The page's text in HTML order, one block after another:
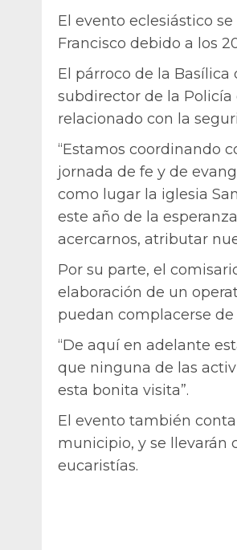
El evento eclesiástico
Francisco debido a los
El párroco de la Basílica
subdirector de la Policía
relacionado con la
“Estamos coordinando
jornada de fe y de
como lugar la iglesia
este año de la
acercarnos, atributar
Por su parte, el
elaboración de un
puedan complacerse
“De aquí en adelante
que ninguna de las
esta bonita visita”.
El evento también
municipio, y se llevarán
eucaristías.